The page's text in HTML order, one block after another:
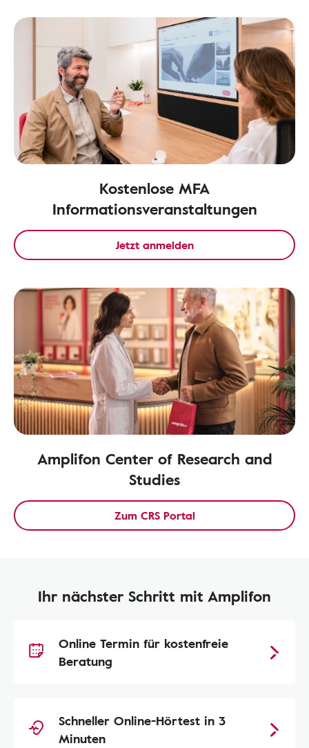
Kostenlose MFA
Informationsveranstaltungen
Jetzt anmelden
Amplifon Center of Research and
Studies
Zum CRS Portal
Ihr nächster Schritt mit Amplifon
Online Termin für kostenfreie
Beratung
Schneller Online-Hörtest in 3
Minuten